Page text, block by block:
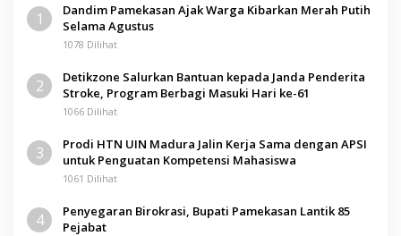
1
Dandim Pamekasan Ajak Warga Kibarkan Merah Putih
Selama Agustus
1078 Dilihat
2
Detikzone Salurkan Bantuan kepada Janda Penderita
Stroke, Program Berbagi Masuki Hari ke-61
1066 Dilihat
3
Prodi HTN UIN Madura Jalin Kerja Sama dengan APSI
untuk Penguatan Kompetensi Mahasiswa
1061 Dilihat
4
Penyegaran Birokrasi, Bupati Pamekasan Lantik 85
Pejabat